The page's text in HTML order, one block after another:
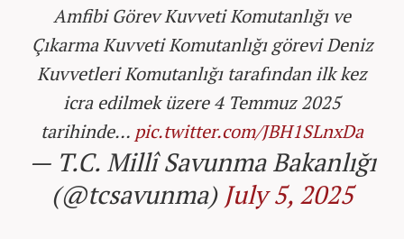
Amfibi Görev Kuvveti Komutanlığı ve
Çıkarma Kuvveti Komutanlığı görevi Deniz
Kuvvetleri Komutanlığı tarafından ilk kez
icra edilmek üzere 4 Temmuz 2025
tarihinde… pic.twitter.com/JBH1SLnxDa
— T.C. Millî Savunma Bakanlığı
(@tcsavunma) July 5, 2025